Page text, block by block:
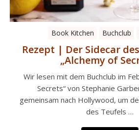
Book Kitchen Buchclub
Rezept | Der Sidecar
„Alchemy of
Wir lesen mit dem Buchclub im
Secrets“ von Stephanie
gemeinsam nach Hollywood, um
des Teufels …